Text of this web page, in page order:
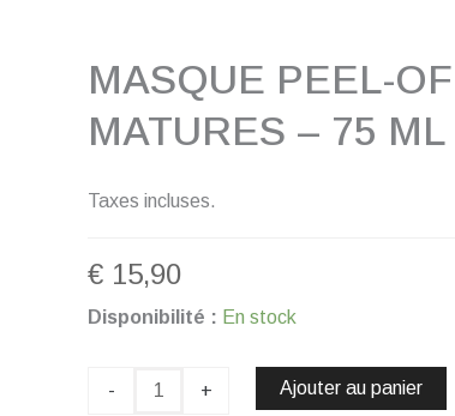
MASQUE PEEL-
MATURES – 75
Taxes incluses.
€ 15,90
Disponibilité : En stock
-
quantité
+ Ajouter au panier